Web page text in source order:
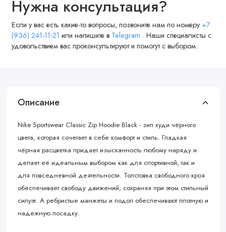
Нужна консультация?
Если у вас есть какие-то вопросы, позвоните нам по номеру +7
(936) 241-11-21 или напишите в Telegram . Наши специалисты с
удовольствием вас проконсультируют и помогут с выбором.
Описание
Nike Sportswear Classic Zip Hoodie Black - зип худи чёрного
цвета, которая сочетает в себе комфорт и стиль. Гладкая
чёрная расцветка придает изысканность любому наряду и
делает её идеальным выбором как для спортивной, так и
для повседневной деятельности. Толстовка свободного кроя
обеспечивает свободу движений, сохраняя при этом стильный
силуэт. А ребристые манжеты и подол обеспечивают плотную и
надежную посадку.